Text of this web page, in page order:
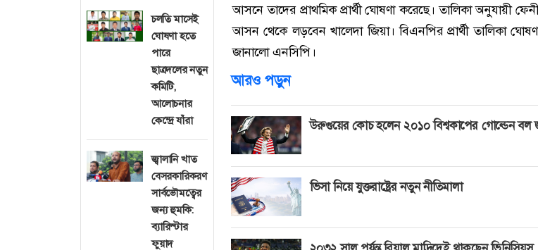
চলতি মাসেই
ঘোষণা হতে
পারে
ছাত্রদলের নতুন
কমিটি,
আলোচনার
কেন্দ্রে যাঁরা
জ্বালানি খাত
বেসরকারিকরণ
সার্বভৌমত্বের
জন্য হুমকি:
ব্যারিস্টার
ফুয়াদ
আসনে তাদের প্রাথমিক প্রার্থী ঘোষণা করেছে। তালিকা অনুযায়ী
আসন থেকে লড়বেন খালেদা জিয়া। বিএনপির প্রার্থী তালিকা
জানালো এনসিপি।
আরও পড়ুন
উরুগুয়ের কোচ হলেন ২০১০ বিশ্বকাপের গোল্ডেন বল
ভিসা নিয়ে যুক্তরাষ্ট্রের নতুন নীতিমালা